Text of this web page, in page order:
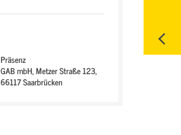
Präsenz
GAB mbH,Metzer Straße 123,
66117 Saarbrücken